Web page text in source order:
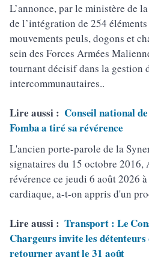
L’annonce, par le ministère de
de l’intégration de 254
mouvements peuls, dogons et
sein des Forces Armées
tournant décisif dans la gestion
intercommunautaires..
Lire aussi : Conseil national
Fomba a tiré sa révérence
L'ancien porte-parole de la
signataires du 15 octobre 2016,
révérence ce jeudi 6 août 2026
cardiaque, a-t-on appris d'un
Lire aussi : Transport : Le
Chargeurs invite les détenteurs
retourner avant le 31 août